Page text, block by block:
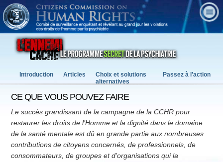
Passez à l’action
Choix et solutions
alternatives
Articles
Introduction
CE QUE VOUS POUVEZ FAIRE
Le succès grandissant de la campagne de la CCHR pour
restaurer les droits de l’Homme et la dignité dans le domaine
de la santé mentale est dû en grande partie aux nombreuses
contributions de citoyens concernés, de professionnels, de
consommateurs, de groupes et d’organisations qui la